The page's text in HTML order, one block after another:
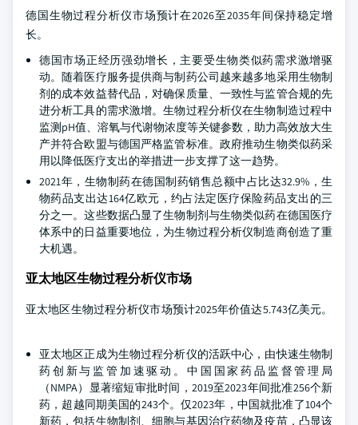
德国生物过程分析仪市场预计在2026至2035年间保持稳定增
长。
德国市场正经历强劲增长，主要受生物类似药需求激增驱
动。随着医疗服务提供商与制药公司越来越多地采用生物制
剂的成本效益替代品，对确保质量、一致性与监管合规的先
进分析工具的需求激增。生物过程分析仪在生物制造过程中
监测pH值、溶氧与代谢物浓度等关键参数，助力高效放大生
产并符合欧盟与德国严格监管标准。政府推动生物类似药采
用以降低医疗支出的举措进一步支撑了这一趋势。
2021年，生物制药在德国制药销售总额中占比达32.9%，生
物药品支出达164亿欧元，约占法定医疗保险药品支出的三
分之一。这些数据凸显了生物制剂与生物类似药在德国医疗
体系中的日益重要地位，为生物过程分析仪制造商创造了重
大机遇。
亚太地区生物过程分析仪市场
亚太地区生物过程分析仪市场预计2025年价值达5.743亿美元。
亚太地区正成为生物过程分析仪的活跃中心，由快速生物制
药创新与监管加速驱动。中国国家药品监督管理局
（NMPA）显著缩短审批时间，2019至2023年间批准256个新
药，超越同期美国的243个。仅2023年，中国就批准了104个
新药，包括生物制剂、细胞与基因治疗药物及疫苗，凸显该